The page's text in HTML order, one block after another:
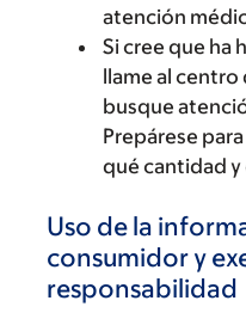
atención
Si cree que ha
llame al
busque
Prepárese
qué cantidad y
Uso de la
consumidor y
responsabilidad